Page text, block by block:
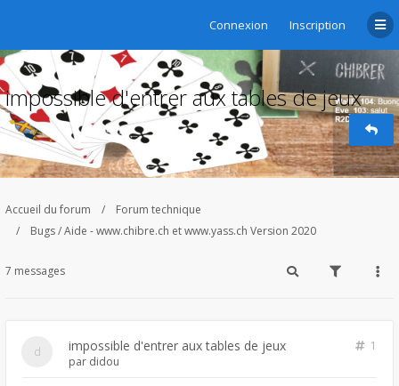
Connexion Inscription
impossible d'entrer aux tables de jeux
Accueil du forum
Forum technique
Bugs / Aide - www.chibre.ch et www.yass.ch Version 2020
7 messages
impossible d'entrer aux tables de jeux
1
par didou